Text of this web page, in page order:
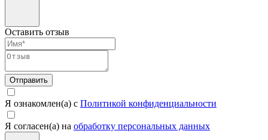
Оставить отзыв
Отправить
Я ознакомлен(а) с Политикой конфиденциальности
Я согласен(а) на обработку персональных данных